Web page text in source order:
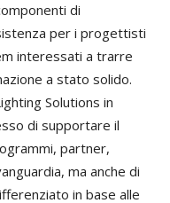
di
per i progettisti
interessati a trarre
a stato solido.
Solutions in
di supportare il
partner,
ma anche di
in base alle